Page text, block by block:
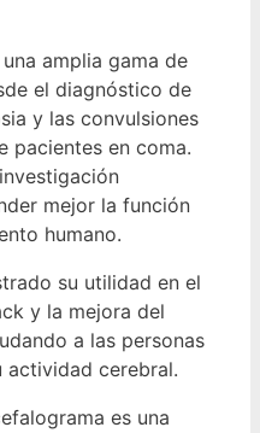
amplia gama de
el diagnóstico de
y las convulsiones
pacientes en coma.
mejor la función
humano.
su utilidad en el
y la mejora del
a las personas
cerebral.
es una